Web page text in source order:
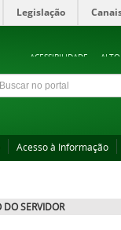
Legislação
ACESSIBILIDADE
Acesso à Informação
DO SERVIDOR